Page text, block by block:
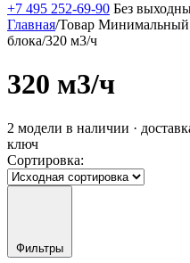
+7 495 252-69-90 Без
Главная/Товар Минимальный
блока/320 м3/ч
320 м3/ч
2 модели в наличии ·
ключ
Сортировка:
Фильтры